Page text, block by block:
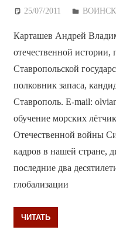
25/07/2011
Карташев Андрей
отечественной
Ставропольской
полковник запаса,
Ставрополь. E-mail:
обучение морских
Отечественной войны
кадров в нашей стране,
последние два
глобализации
ЧИТАТЬ